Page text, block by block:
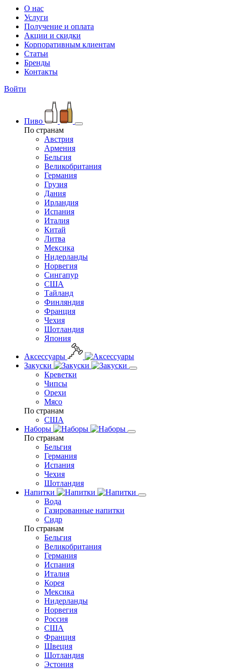
О нас
Услуги
Получение и оплата
Акции и скидки
Корпоративным клиентам
Статьи
Бренды
Контакты
Войти
Пиво
По странам
Австрия
Армения
Бельгия
Великобритания
Германия
Грузия
Дания
Ирландия
Испания
Италия
Китай
Литва
Мексика
Нидерланды
Норвегия
Сингапур
США
Тайланд
Финляндия
Франция
Чехия
Шотландия
Япония
Аксессуары
Закуски
Креветки
Чипсы
Орехи
Мясо
По странам
США
Наборы
По странам
Бельгия
Германия
Испания
Чехия
Шотландия
Напитки
Вода
Газированные напитки
Сидр
По странам
Бельгия
Великобритания
Германия
Испания
Италия
Корея
Мексика
Нидерланды
Норвегия
Россия
США
Франция
Швеция
Шотландия
Эстония